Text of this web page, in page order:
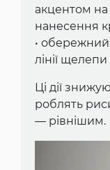
акцентом на
нанесення
• обережний
лінії щелепи
Ці дії
роблять
— рівнішим.